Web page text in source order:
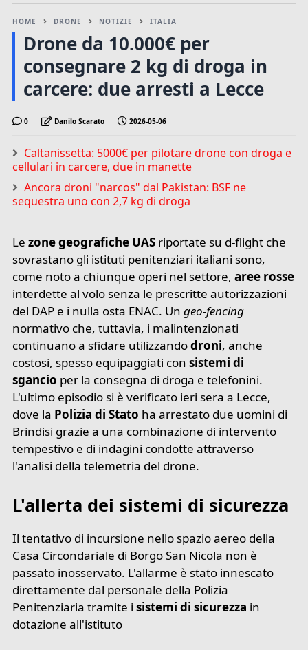
HOME DRONE NOTIZIE ITALIA
Drone da 10.000€ per
consegnare 2 kg di droga in
carcere: due arresti a Lecce
0 Danilo Scarato 2026-05-06
Caltanissetta: 5000€ per pilotare drone con droga e
cellulari in carcere, due in manette
Ancora droni "narcos" dal Pakistan: BSF ne
sequestra uno con 2,7 kg di droga
Lezone geografiche UAS riportate su d-flight che
sovrastano gli istituti penitenziari italiani sono,
come noto a chiunque operi nel settore,aree rosse
interdette al volo senza le prescritte autorizzazioni
del DAP e i nulla osta ENAC. Ungeo-fencing
normativo che, tuttavia, i malintenzionati
continuano a sfidare utilizzandodroni, anche
costosi, spesso equipaggiati consistemi di
sgancio per la consegna di droga e telefonini.
L'ultimo episodio si è verificato ieri sera a Lecce,
dove la Polizia di Stato ha arrestato due uomini di
Brindisi grazie a una combinazione di intervento
tempestivo e di indagini condotte attraverso
l'analisi della telemetria del drone.
L'allerta dei sistemi di sicurezza
Il tentativo di incursione nello spazio aereo della
Casa Circondariale di Borgo San Nicola non è
passato inosservato. L'allarme è stato innescato
direttamente dal personale della Polizia
Penitenziaria tramite isistemi di sicurezza in
dotazione all'istituto